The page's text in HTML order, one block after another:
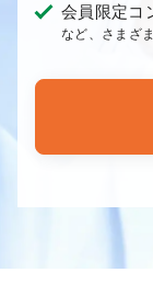
会員限定コ
など、さまざ